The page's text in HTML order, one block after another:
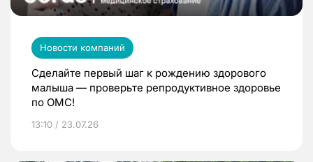
Новости компаний
Сделайте первый шаг к рождению здорового
малыша — проверьте репродуктивное здоровье
по ОМС!
13:10 / 23.07.26